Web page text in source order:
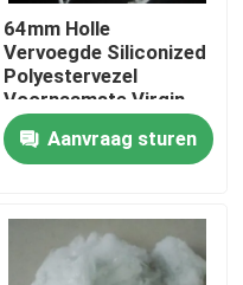
64mm Holle
Vervoegde Siliconized
Polyestervezel
Voornaamste Virgin
Aanvraag sturen